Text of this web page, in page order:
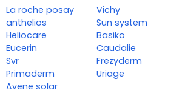
La roche posay
anthelios
Heliocare
Eucerin
Svr
Primaderm
Avene solar
Vichy
Sun system
Basiko
Caudalie
Frezyderm
Uriage